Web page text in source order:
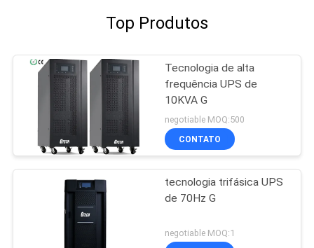
Top Produtos
Tecnologia de alta
frequência UPS de
10KVA G
negotiable MOQ:500
CONTATO
tecnologia trifásica UPS
de 70Hz G
negotiable MOQ:1